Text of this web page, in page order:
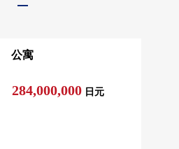
换新
客餐厅)
子
公寓
284,000,000 日元